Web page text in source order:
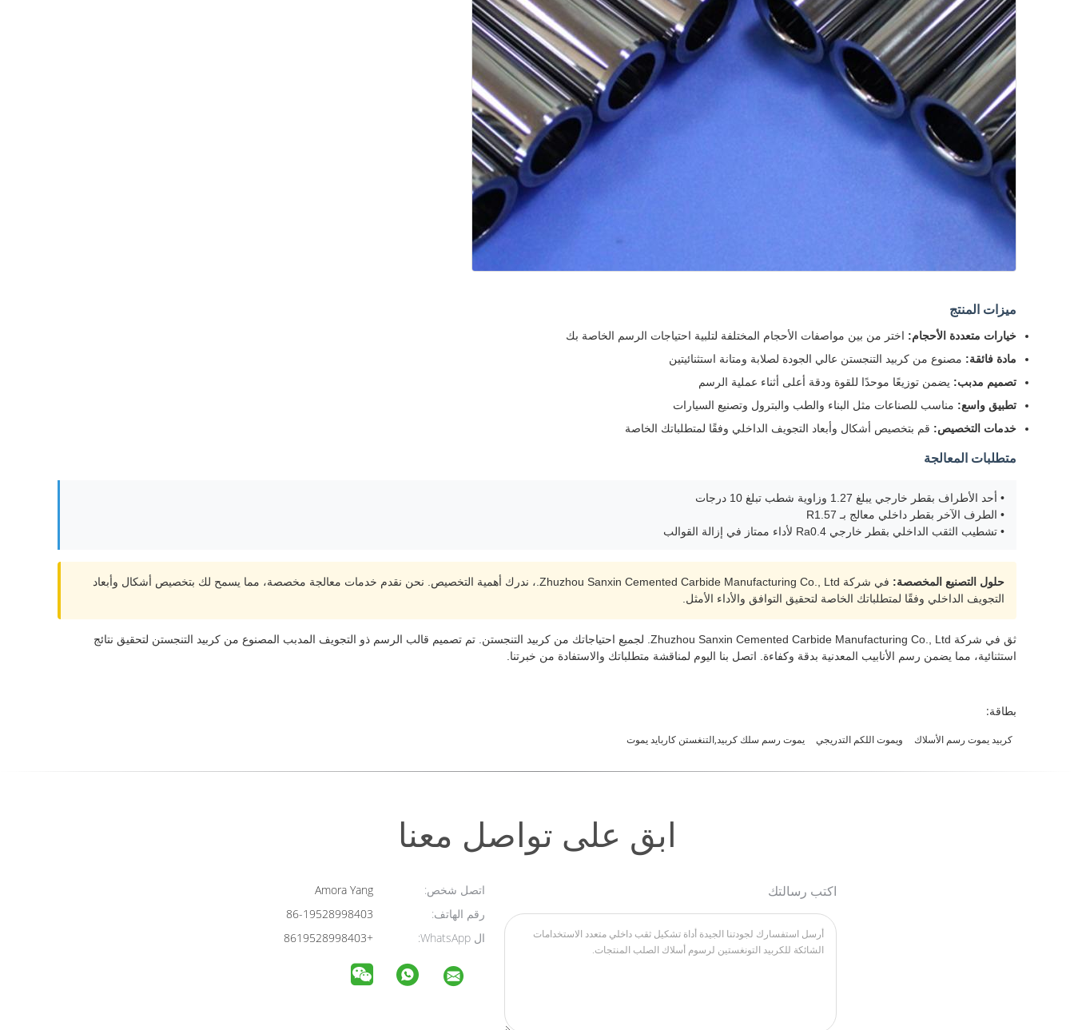
ميزات المنتج
خيارات متعددة الأحجام: اختر من بين مواصفات الأحجام المختلفة لتلبية احتياجات الرسم الخاصة بك
مادة فائقة: مصنوع من كربيد التنجستن عالي الجودة لصلابة ومتانة استثنائيتين
تصميم مدبب: يضمن توزيعًا موحدًا للقوة ودقة أعلى أثناء عملية الرسم
تطبيق واسع: مناسب للصناعات مثل البناء والطب والبترول وتصنيع السيارات
خدمات التخصيص: قم بتخصيص أشكال وأبعاد التجويف الداخلي وفقًا لمتطلباتك الخاصة
متطلبات المعالجة
• أحد الأطراف بقطر خارجي يبلغ 1.27 وزاوية شطب تبلغ 10 درجات
• الطرف الآخر بقطر داخلي معالج بـ R1.57
• تشطيب الثقب الداخلي بقطر خارجي Ra0.4 لأداء ممتاز في إزالة القوالب
حلول التصنيع المخصصة:
في شركة Zhuzhou Sanxin Cemented Carbide Manufacturing Co., Ltd.، ندرك أهمية التخصيص. نحن نقدم خدمات معالجة مخصصة، مما يسمح لك بتخصيص أشكال وأبعاد
التجويف الداخلي وفقًا لمتطلباتك الخاصة لتحقيق التوافق والأداء الأمثل.
ثق في شركة Zhuzhou Sanxin Cemented Carbide Manufacturing Co., Ltd. لجميع احتياجاتك من كربيد التنجستن. تم تصميم قالب الرسم ذو التجويف المدبب المصنوع من كربيد التنجستن لتحقيق نتائج
استثنائية، مما يضمن رسم الأنابيب المعدنية بدقة وكفاءة. اتصل بنا اليوم لمناقشة متطلباتك والاستفادة من خبرتنا.
بطاقة:
كربيد يموت رسم الأسلاك ويموت اللكم التدريجي يموت رسم سلك كربيد,التنغستن كاربايد يموت
ابق على تواصل معنا
اتصل شخص:
رقم الهاتف:
ال WhatsApp:
+8619528998403
اكتب رسالتك